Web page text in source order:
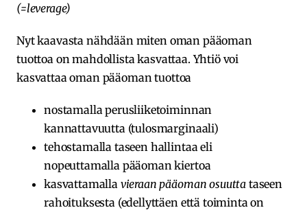
(=leverage)
Nyt kaavasta nähdään miten oman pääoman
tuottoa on mahdollista kasvattaa. Yhtiö voi
kasvattaa oman pääoman tuottoa
nostamalla perusliiketoiminnan
kannattavuutta (tulosmarginaali)
tehostamalla taseen hallintaa eli
nopeuttamalla pääoman kiertoa
kasvattamalla vieraan pääoman osuutta taseen
rahoituksesta (edellyttäen että toiminta on